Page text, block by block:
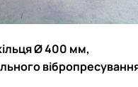
Ø 400 мм,